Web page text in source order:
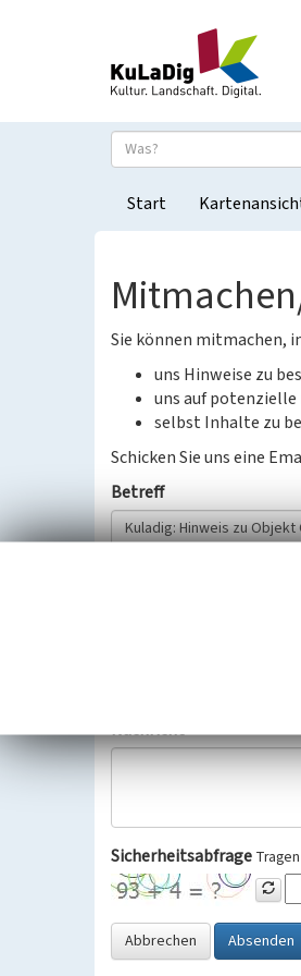
Start
Sie können mitmachen,
uns Hinweise zu
uns auf potenzielle
selbst Inhalte zu
Schicken Sie uns eine
Betreff
Wir bitten Sie um freiwillige
Selbstverständlich werden
Nachricht
Sicherheitsabfrage
Abbrechen Absenden